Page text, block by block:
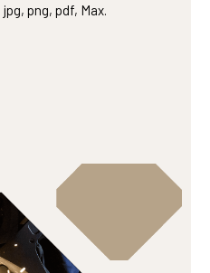
png, pdf, Max.